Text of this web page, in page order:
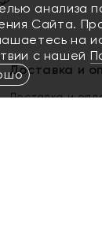
Доставка и
Доставка и
анализа
Сайта.
на
с нашей